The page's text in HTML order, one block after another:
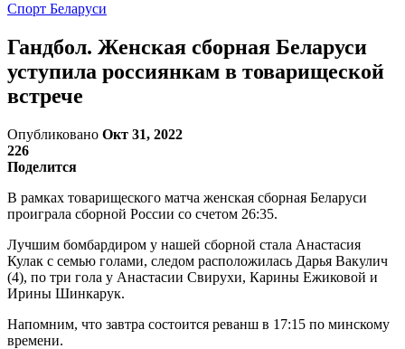
Спорт Беларуси
Гандбол. Женская сборная Беларуси
уступила россиянкам в товарищеской
встрече
Опубликовано Окт 31, 2022
226
Поделится
В рамках товарищеского матча женская сборная Беларуси
проиграла сборной России со счетом 26:35.
Лучшим бомбардиром у нашей сборной стала Анастасия
Кулак с семью голами, следом расположилась Дарья Вакулич
(4), по три гола у Анастасии Свирухи, Карины Ежиковой и
Ирины Шинкарук.
Напомним, что завтра состоится реванш в 17:15 по минскому
времени.